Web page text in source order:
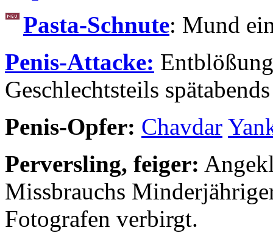
Pasta-Schnute: Mund
Penis-Attacke:
Geschlechtsteils
Penis-Opfer: Chavdar
Perversling, feiger:
Missbrauchs
Fotografen verbirgt.